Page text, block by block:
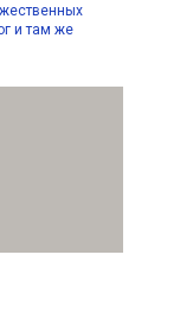
и там же